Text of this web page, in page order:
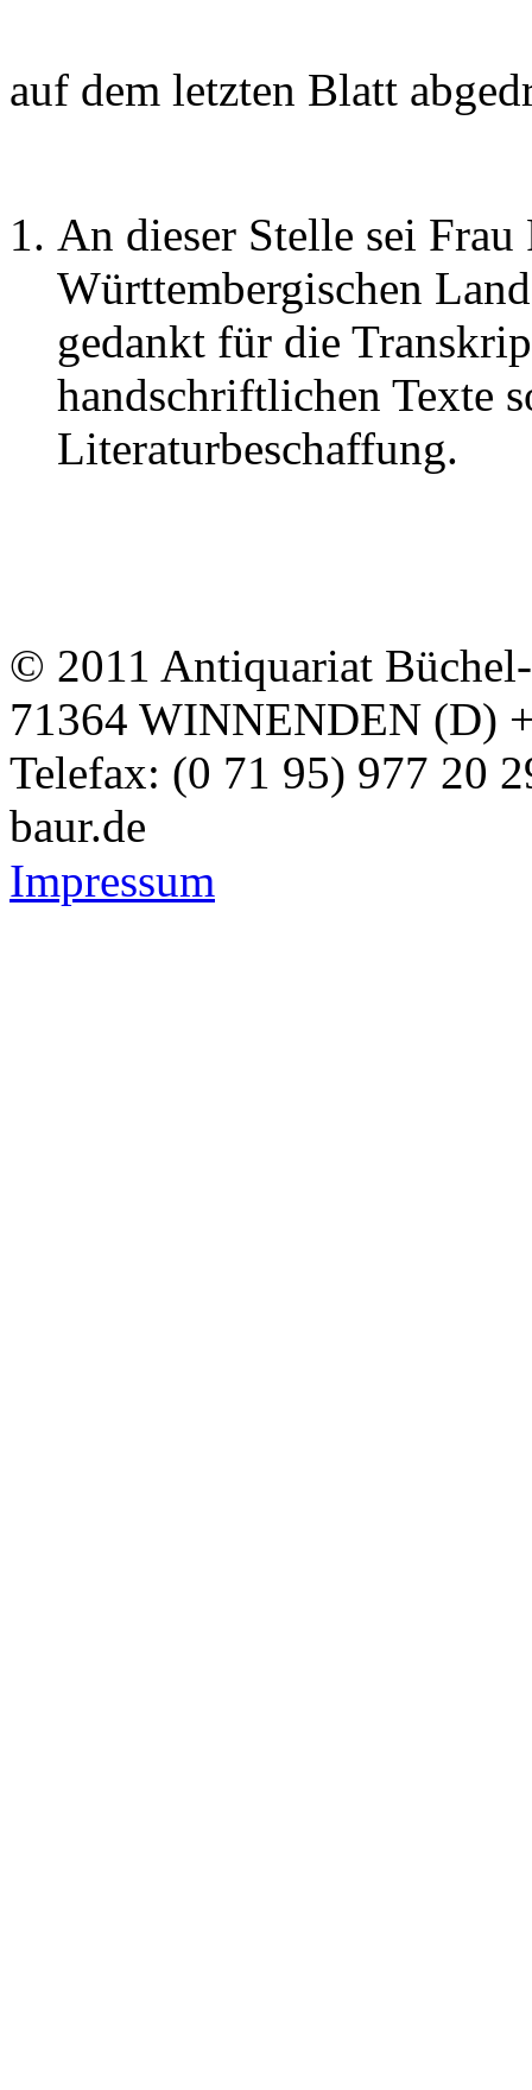
auf dem letzten Blatt
An dieser Stelle sei
Württembergischen
gedankt für die
handschriftlichen Texte
Literaturbeschaffung.
© 2011 Antiquariat
71364 WINNENDEN (D)
Telefax: (0 71 95) 977 20
baur.de
Impressum